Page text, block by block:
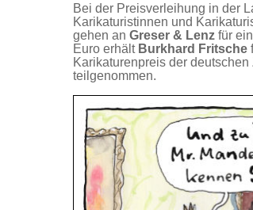
Bei der Preisverleihung in der
Karikaturistinnen und
gehen an Greser & Lenz für
Euro erhält Burkhard Fritsche
Karikaturenpreis der
teilgenommen.